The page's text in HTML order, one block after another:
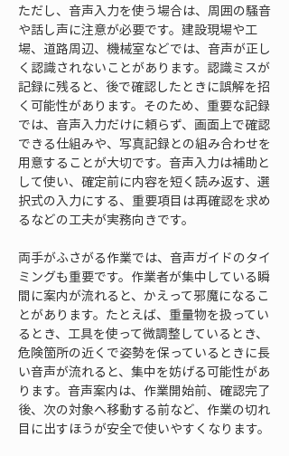
ただし、音声入力を使う場合は、周囲の騒音
や話し声に注意が必要です。建設現場や工
場、道路周辺、機械室などでは、音声が正し
く認識されないことがあります。認識ミスが
記録に残ると、後で確認したときに誤解を招
く可能性があります。そのため、重要な記録
では、音声入力だけに頼らず、画面上で確認
できる仕組みや、写真記録との組み合わせを
用意することが大切です。音声入力は補助と
して使い、確定前に内容を短く読み返す、選
択式の入力にする、重要項目は再確認を求め
るなどの工夫が実務向きです。
両手がふさがる作業では、音声ガイドのタイ
ミングも重要です。作業者が集中している瞬
間に案内が流れると、かえって邪魔になるこ
とがあります。たとえば、重量物を扱ってい
るとき、工具を使って微調整しているとき、
危険箇所の近くで姿勢を保っているときに長
い音声が流れると、集中を妨げる可能性があ
ります。音声案内は、作業開始前、確認完了
後、次の対象へ移動する前など、作業の切れ
目に出すほうが安全で使いやすくなります。